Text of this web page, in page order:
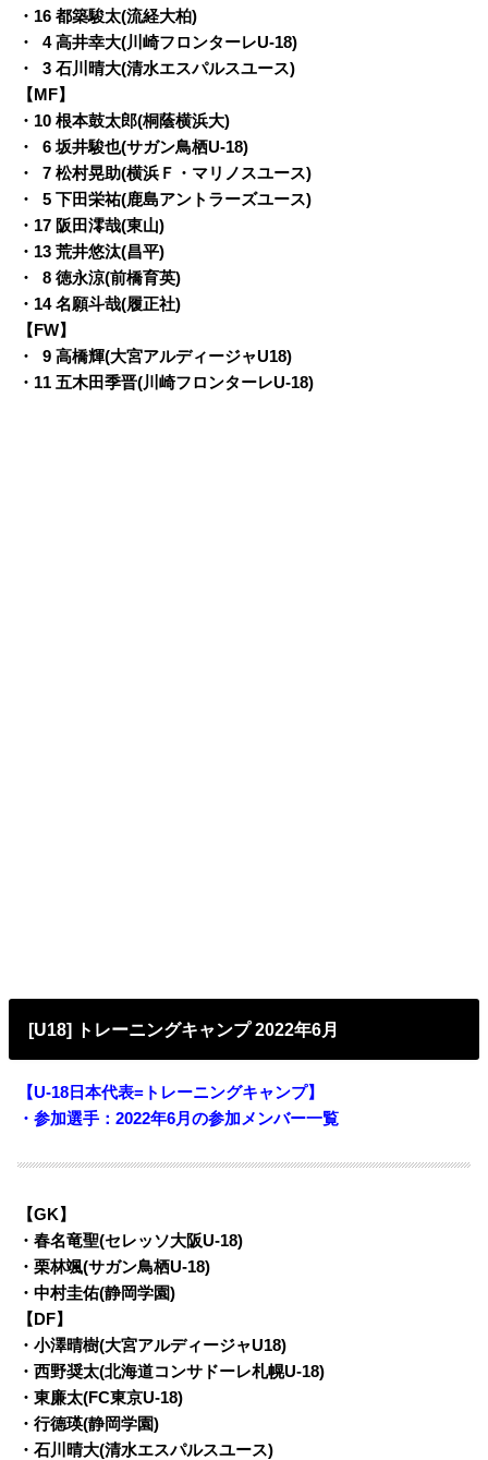
・ 16 都築駿太(流経大柏)
・
04 高井幸大(川崎フロンターレU-18)
・
03 石川晴大(清水エスパルスユース)
【MF】
・ 10 根本鼓太郎(桐蔭横浜大)
・
06 坂井駿也(サガン鳥栖U-18)
・
07 松村晃助(横浜Ｆ・マリノスユース)
・
05 下田栄祐(鹿島アントラーズユース)
・ 17 阪田澪哉(東山)
・ 13 荒井悠汰(昌平)
・
08 徳永涼(前橋育英)
・ 14 名願斗哉(履正社)
【FW】
・
09 高橋輝(大宮アルディージャU18)
・ 11 五木田季晋(川崎フロンターレU-18)
[U18] トレーニングキャンプ 2022年6月
【U-18日本代表=トレーニングキャンプ】
・参加選手：2022年6月の参加メンバー一覧
【GK】
・春名竜聖(セレッソ大阪U-18)
・栗林颯(サガン鳥栖U-18)
・中村圭佑(静岡学園)
【DF】
・小澤晴樹(大宮アルディージャU18)
・西野奨太(北海道コンサドーレ札幌U-18)
・東廉太(FC東京U-18)
・行德瑛(静岡学園)
・石川晴大(清水エスパルスユース)